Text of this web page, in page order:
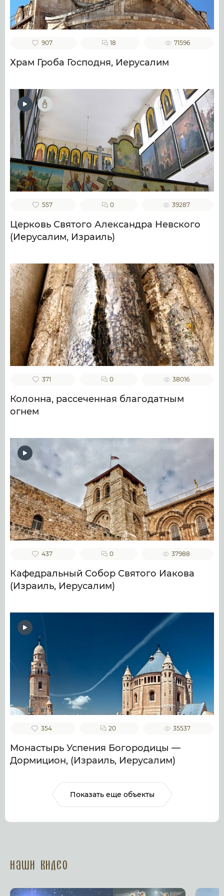
907 18 71596
Храм Гроба Господня, Иерусалим
557 0 39287
Церковь Святого Александра Невского
(Иерусалим, Израиль)
371 0 38016
Колонна, рассеченная благодатным
огнем
437 0 37988
Кафедральный Собор Святого Иакова
(Израиль, Иерусалим)
354 20 35537
Монастырь Успения Богородицы —
Дормицион, (Израиль, Иерусалим)
Показать еще объекты
Наши Видео